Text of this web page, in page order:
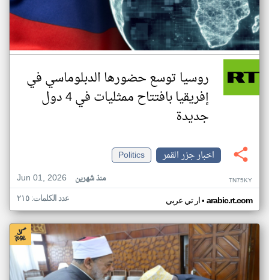
روسيا توسع حضورها الدبلوماسي في
إفريقيا بافتتاح ممثليات في 4 دول
جديدة
اخبار جزر القمر
Politics
Jun 01, 2026
منذ شهرين TN75KY
ار تي عربي• arabic.rt.com عدد الكلمات: ٢١٥